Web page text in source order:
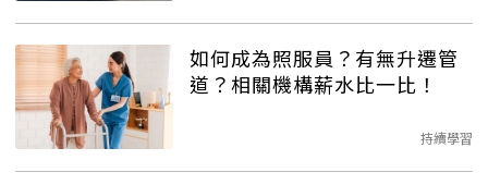
如何成為照服員？有無升遷管
道？相關機構薪水比一比！
持續學習